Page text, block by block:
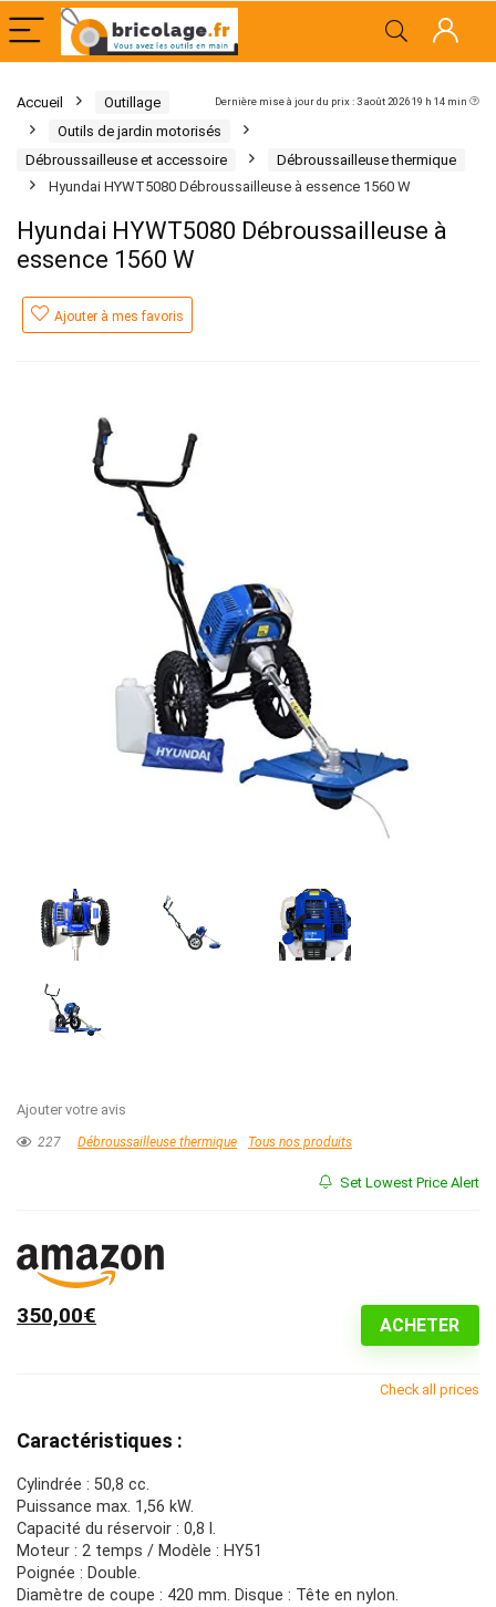
Dernière mise à jour du prix : 3 août 2026 19 h 14 min
Accueil
Outillage
Outils de jardin motorisés
Débroussailleuse et accessoire
Débroussailleuse thermique
Hyundai HYWT5080 Débroussailleuse à essence 1560 W
Hyundai HYWT5080 Débroussailleuse à
essence 1560 W
Ajouter à mes favoris
Ajouter votre avis
227 Débroussailleuse thermique Tous nos produits
Set Lowest Price Alert
ACHETER
350,00€
Check all prices
Caractéristiques :
Cylindrée : 50,8 cc.
Puissance max. 1,56 kW.
Capacité du réservoir : 0,8 l.
Moteur : 2 temps / Modèle : HY51
Poignée : Double.
Diamètre de coupe : 420 mm. Disque : Tête en nylon.